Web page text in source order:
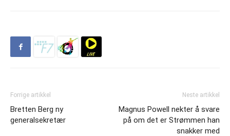
Forrige artikkel
Bretten Berg ny
generalsekretær
Neste artikkel
Magnus Powell nekter å svare
på om det er Strømmen han
snakker med